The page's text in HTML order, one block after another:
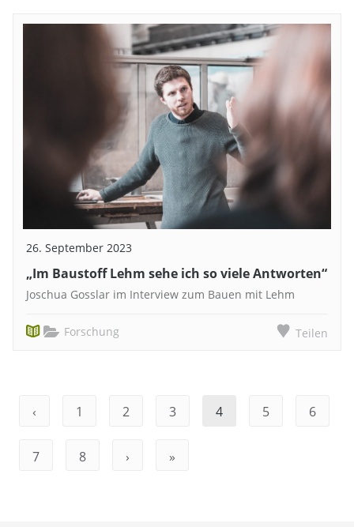
26. September 2023
„Im Baustoff Lehm sehe ich so viele Antworten“
Joschua Gosslar im Interview zum Bauen mit Lehm
Forschung Teilen
‹ 1 2 3 4 5 6
7 8 › »